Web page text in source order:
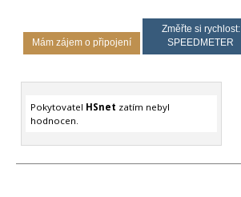
Mám zájem o připojení
Změřte si rychlost:
SPEEDMETER
Pokytovatel HSnet zatím nebyl
hodnocen.